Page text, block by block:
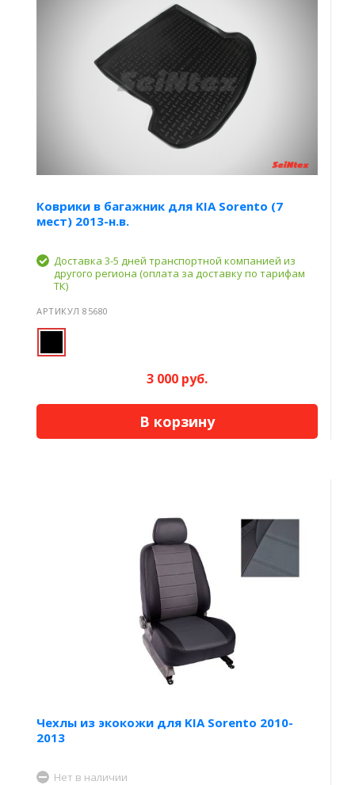
Коврики в багажник для KIA Sorento (7
мест) 2013-н.в.
Доставка 3-5 дней транспортной компанией из
другого региона (оплата за доставку по тарифам
ТК)
АРТИКУЛ 85680
3 000 руб.
В корзину
Чехлы из экокожи для KIA Sorento 2010-
2013
Нет в наличии